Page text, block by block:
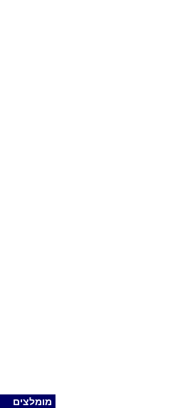
מומלצים